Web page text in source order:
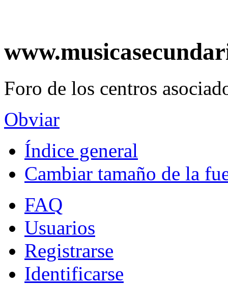
Foro de los centros
Obviar
Índice general
Cambiar tamaño de la
FAQ
Usuarios
Registrarse
Identificarse